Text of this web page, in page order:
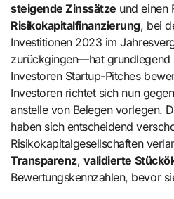
steigende Zinssätze und einen
Risikokapitalfinanzierung, bei
Investitionen 2023 im
zurückgingen—hat grundlegend
Investoren Startup-Pitches
Investoren richtet sich nun
anstelle von Belegen vorlegen.
haben sich entscheidend
Risikokapitalgesellschaften
Transparenz, validierte
Bewertungskennzahlen, bevor